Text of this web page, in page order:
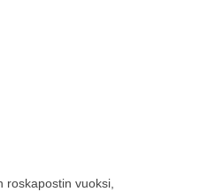
roskapostin vuoksi,